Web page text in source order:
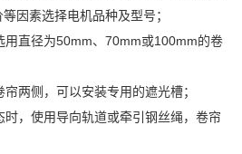
因素选择电机品种及型号；
用直径为50mm、70mm或100mm的卷
两侧，可以安装专用的遮光槽；
，使用导向轨道或牵引钢丝绳，卷帘